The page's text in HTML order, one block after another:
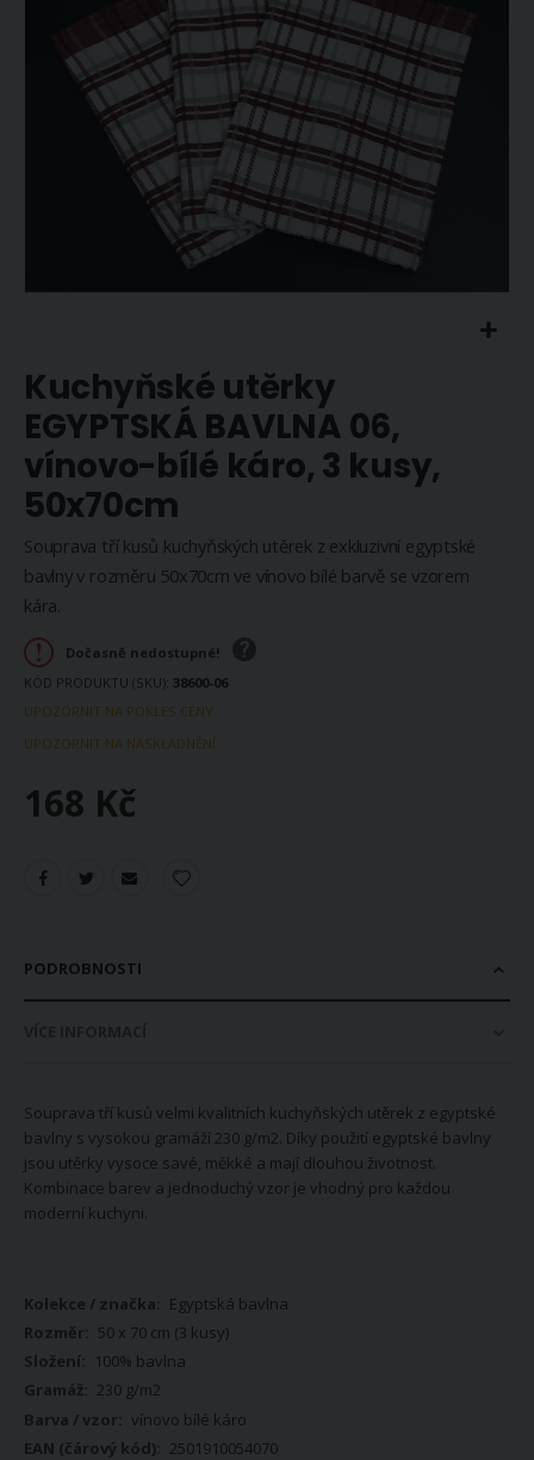
na
začátek
galerie
s
obrázky
Kuchyňské utěrky
EGYPTSKÁ BAVLNA 06,
vínovo-bílé káro, 3 kusy,
50x70cm
Souprava tří kusů kuchyňských utěrek z exkluzivní egyptské
bavlny v rozměru 50x70cm ve vínovo bílé barvě se vzorem
kára.
Dočasně nedostupné!
KÓD PRODUKTU (SKU) 38600-06
UPOZORNIT NA POKLES CENY
UPOZORNIT NA NASKLADNĚNÍ
168 Kč
PODROBNOSTI
Souprava tří kusů velmi kvalitních kuchyňských utěrek z egyptské
bavlny s vysokou gramáží 230 g/m2. Díky použití egyptské bavlny
jsou utěrky vysoce savé, měkké a mají dlouhou životnost.
Kombinace barev a jednoduchý vzor je vhodný pro každou
moderní kuchyni.
Více
informací
Egyptská bavlna
50 x 70 cm (3 kusy)
100% bavlna
230 g/m2
vínovo bílé káro
2501910054070